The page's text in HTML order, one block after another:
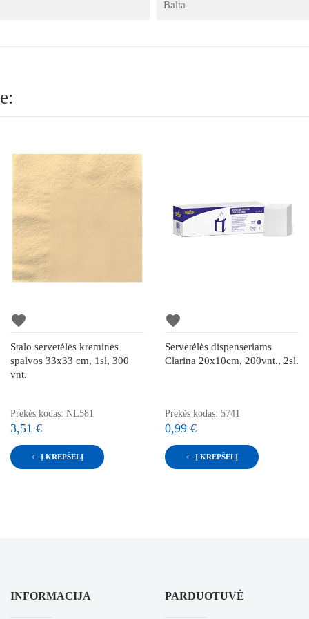
Balta
favorite
Stalo servetėlės kreminės
spalvos 33x33 cm, 1sl, 300
vnt.
Prekės kodas: NL581
3,51 €
Į KREPŠELĮ
favorite
Servetėlės dispenseriams
Clarina 20x10cm, 200vnt., 2sl.
Prekės kodas: 5741
0,99 €
Į KREPŠELĮ
INFORMACIJA PARDUOTUVĖ